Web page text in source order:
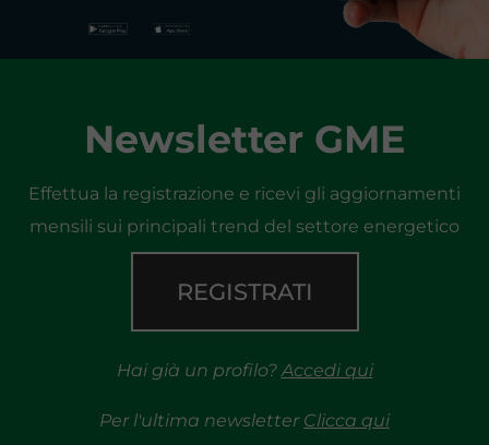
Newsletter GME
Effettua la registrazione e ricevi gli aggiornamenti
mensili sui principali trend del settore energetico
REGISTRATI
Hai già un profilo?Accedi qui
Per l'ultima newsletter Clicca qui